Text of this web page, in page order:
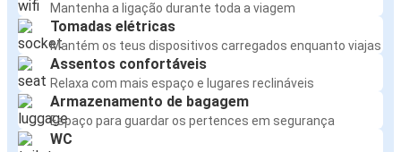
Mantenha a ligação durante toda a viagem
Tomadas elétricas
Mantém os teus dispositivos carregados enquanto viajas
Assentos confortáveis
Relaxa com mais espaço e lugares reclináveis
Armazenamento de bagagem
Espaço para guardar os pertences em segurança
WC